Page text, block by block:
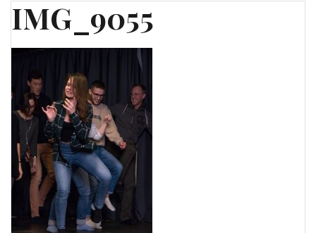
IMG_9055